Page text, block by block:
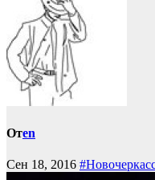
Отen
Сен 18, 2016